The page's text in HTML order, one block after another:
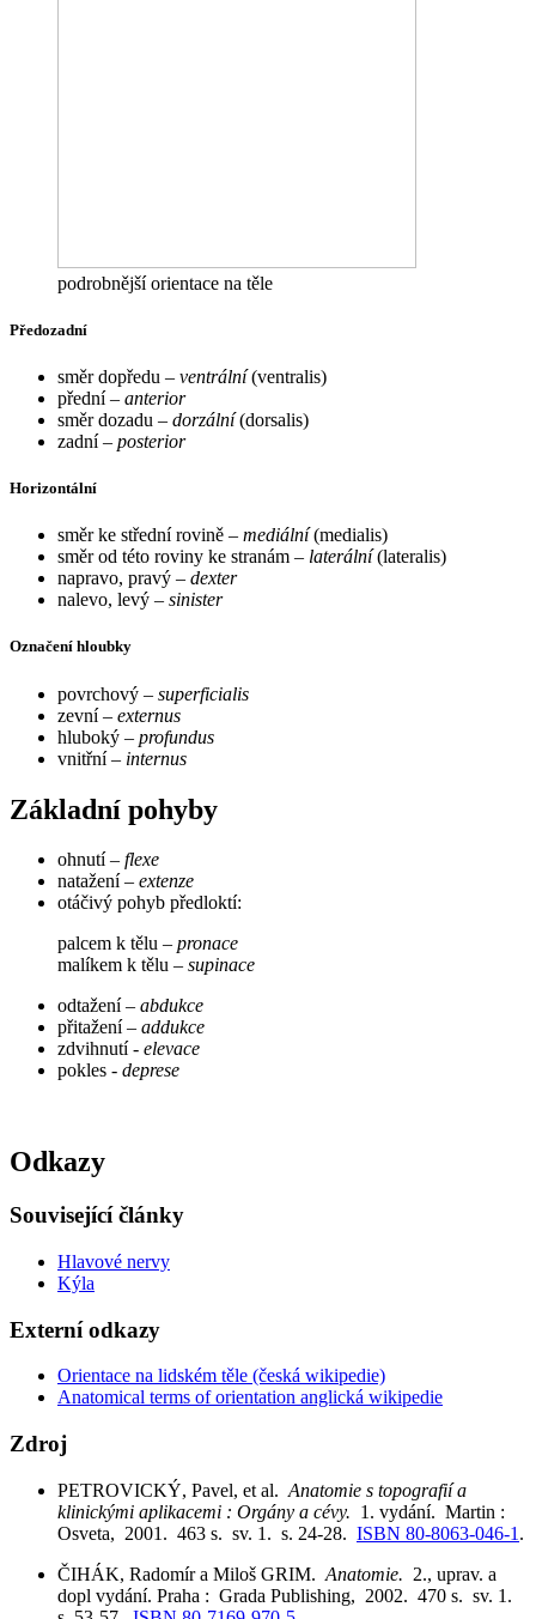
podrobnější orientace na těle
Předozadní
směr dopředu – ventrální(ventralis)
přední – anterior
směr dozadu – dorzální(dorsalis)
zadní – posterior
Horizontální
směr ke střední rovině – mediální(medialis)
směr od této roviny ke stranám – laterální(lateralis)
napravo, pravý – dexter
nalevo, levý – sinister
Označení hloubky
povrchový – superficialis
zevní – externus
hluboký – profundus
vnitřní – internus
Základní pohyby
ohnutí – flexe
natažení – extenze
otáčivý pohyb předloktí:
palcem k tělu – pronace
malíkem k tělu – supinace
odtažení – abdukce
přitažení – addukce
zdvihnutí- elevace
pokles - deprese
Odkazy
Související články
Hlavové nervy
Kýla
Externí odkazy
Orientace na lidském těle (česká wikipedie)
Anatomical terms of orientation anglická wikipedie
Zdroj
PETROVICKÝ, Pavel, et al. Anatomie s topografií a
klinickými aplikacemi : Orgány a cévy. 1. vydání. Martin :
Osveta, 2001. 463 s. sv. 1. s. 24-28. ISBN 80-8063-046-1 .
ČIHÁK, Radomír a Miloš GRIM. Anatomie. 2., uprav. a
dopl vydání. Praha : Grada Publishing, 2002. 470 s. sv. 1.